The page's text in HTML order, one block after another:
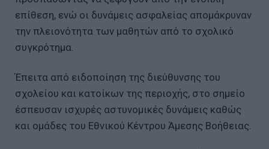
επίθεση, ενώ οι δυνάμεις ασφαλείας απομάκρυναν
την πλειονότητα των μαθητών από το σχολικό
συγκρότημα.
Έπειτα από ειδοποίηση της διεύθυνσης του
σχολείου και κατοίκων της περιοχής, στο σημείο
έσπευσαν ισχυρές αστυνομικές δυνάμεις καθώς
και ομάδες του Εθνικού Κέντρου Άμεσης Βοήθειας.